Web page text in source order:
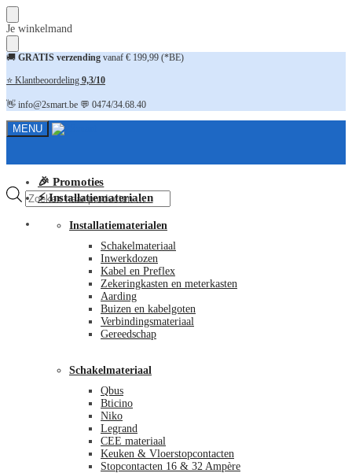
Skip
to
navigation
Skip
to
content
Je winkelmand
🚚 GRATIS verzending vanaf € 199,99 (*BE)
⭐ Klantbeoordeling 9,3/10
👋 info@2smart.be 💬 0474/34.68.40
MENU
Producten
zoeken
FAQ
🎉 Promoties
⚡ Installatiematerialen
Installatiematerialen
Schakelmateriaal
Inwerkdozen
Kabel en Preflex
Zekeringkasten en meterkasten
Aarding
Buizen en kabelgoten
Verbindingsmateriaal
Gereedschap
Schakelmateriaal
Qbus
Bticino
Niko
Legrand
CEE materiaal
Keuken & Vloerstopcontacten
Stopcontacten 16 & 32 Ampère